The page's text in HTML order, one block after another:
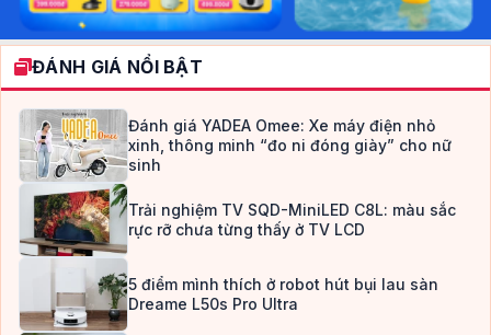
ĐÁNH GIÁ NỔI BẬT
Đánh giá YADEA Omee: Xe máy điện nhỏ
xinh, thông minh “đo ni đóng giày” cho nữ
sinh
Trải nghiệm TV SQD-MiniLED C8L: màu sắc
rực rỡ chưa từng thấy ở TV LCD
5 điểm mình thích ở robot hút bụi lau sàn
Dreame L50s Pro Ultra